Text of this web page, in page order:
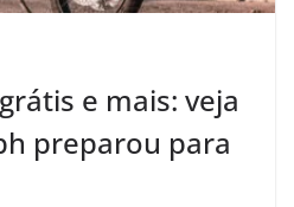
e mais: veja
preparou para